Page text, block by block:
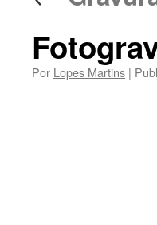
Por Lopes Martins |